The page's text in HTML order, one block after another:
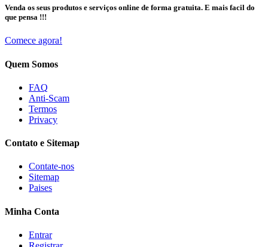
Venda os seus produtos e serviços online de forma gratuita. E mais facil do
que pensa !!!
Comece agora!
Quem Somos
FAQ
Anti-Scam
Termos
Privacy
Contato e Sitemap
Contate-nos
Sitemap
Paises
Minha Conta
Entrar